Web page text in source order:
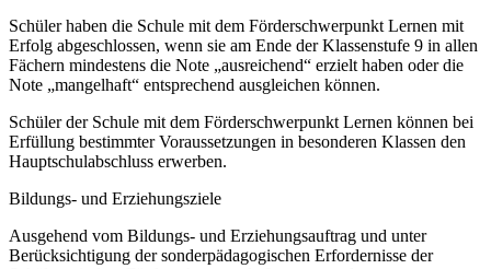
Schüler haben die Schule mit dem Förderschwerpunkt Lernen mit
Erfolg abgeschlossen, wenn sie am Ende der Klassenstufe 9 in allen
Fächern mindestens die Note „ausreichend“ erzielt haben oder die
Note „mangelhaft“ entsprechend ausgleichen können.
Schüler der Schule mit dem Förderschwerpunkt Lernen können bei
Erfüllung bestimmter Voraussetzungen in besonderen Klassen den
Hauptschulabschluss erwerben.
Bildungs- und Erziehungsziele
Ausgehend vom Bildungs- und Erziehungsauftrag und unter
Berücksichtigung der sonderpädagogischen Erfordernisse der